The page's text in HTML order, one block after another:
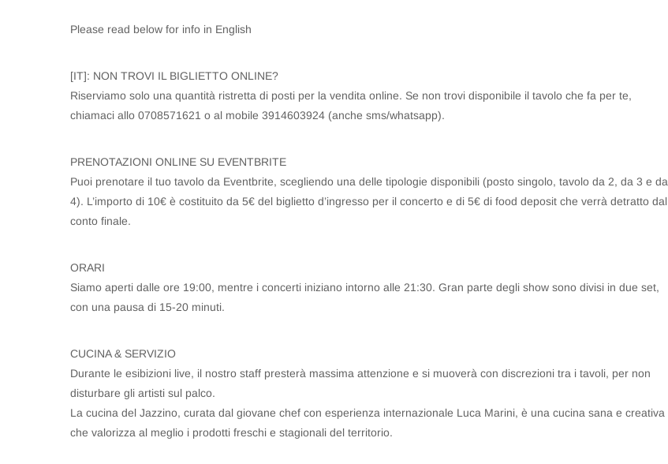
Please read below for info in English
[IT]: NON TROVI IL BIGLIETTO ONLINE?
Riserviamo solo una quantità ristretta di posti per la vendita online. Se non trovi disponibile il tavolo che fa per te,
chiamaci allo 0708571621 o al mobile 3914603924 (anche sms/whatsapp).
PRENOTAZIONI ONLINE SU EVENTBRITE
Puoi prenotare il tuo tavolo da Eventbrite, scegliendo una delle tipologie disponibili (posto singolo, tavolo da 2, da 3 e da
4). L’importo di 10€ è costituito da 5€ del biglietto d’ingresso per il concerto e di 5€ di food deposit che verrà detratto dal
conto finale.
ORARI
Siamo aperti dalle ore 19:00, mentre i concerti iniziano intorno alle 21:30. Gran parte degli show sono divisi in due set,
con una pausa di 15-20 minuti.
CUCINA & SERVIZIO
Durante le esibizioni live, il nostro staff presterà massima attenzione e si muoverà con discrezioni tra i tavoli, per non
disturbare gli artisti sul palco.
La cucina del Jazzino, curata dal giovane chef con esperienza internazionale Luca Marini, è una cucina sana e creativa
che valorizza al meglio i prodotti freschi e stagionali del territorio.